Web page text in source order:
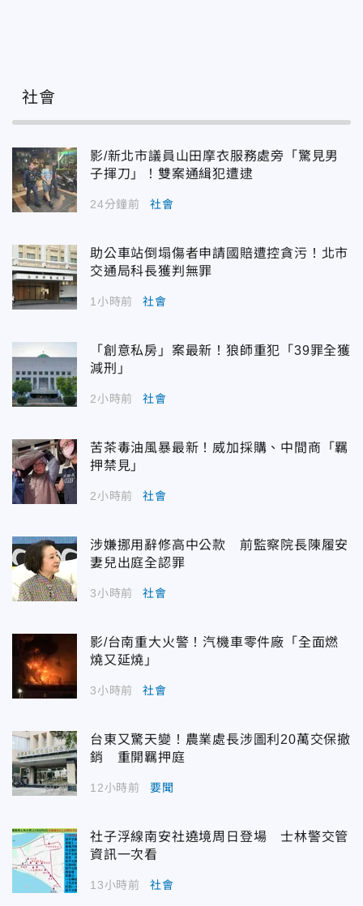
社會
影/新北市議員山田摩衣服務處旁「驚見男
子揮刀」！雙案通緝犯遭逮
24分鐘前 社會
助公車站倒塌傷者申請國賠遭控貪污！北市
交通局科長獲判無罪
1小時前 社會
「創意私房」案最新！狼師重犯「39罪全獲
減刑」
2小時前 社會
苦茶毒油風暴最新！威加採購、中間商「羈
押禁見」
2小時前 社會
涉嫌挪用辭修高中公款 前監察院長陳履安
妻兒出庭全認罪
3小時前 社會
影/台南重大火警！汽機車零件廠「全面燃
燒又延燒」
3小時前 社會
台東又驚天變！農業處長涉圖利20萬交保撤
銷 重開羈押庭
12小時前 要聞
社子浮線南安社遶境周日登場 士林警交管
資訊一次看
13小時前 社會